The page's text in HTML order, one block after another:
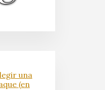
una
(en